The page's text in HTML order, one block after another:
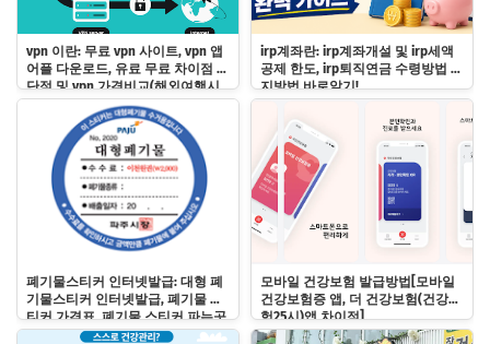
vpn 이란: 무료 vpn 사이트, vpn 앱
어플 다운로드, 유료 무료 차이점 장
단점 및 vpn 가격비교(해외여행시
한국ip제공 vpn)
irp계좌란: irp계좌개설 및 irp세액
공제 한도, irp퇴직연금 수령방법 해
지방법 바로알기!
폐기물스티커 인터넷발급: 대형 폐
기물스티커 인터넷발급, 폐기물 스
티커 가격표, 폐기물 스티커 파는곳
바로알기
모바일 건강보험 발급방법[모바일
건강보험증 앱, 더 건강보험(건강보
험25시)앱 차이점]